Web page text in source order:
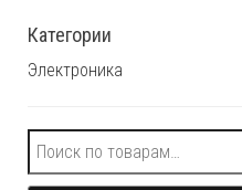
Категории
Электроника
Искать: